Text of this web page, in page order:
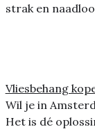
strak en
Vliesbehang
Wil je in
Het is dé